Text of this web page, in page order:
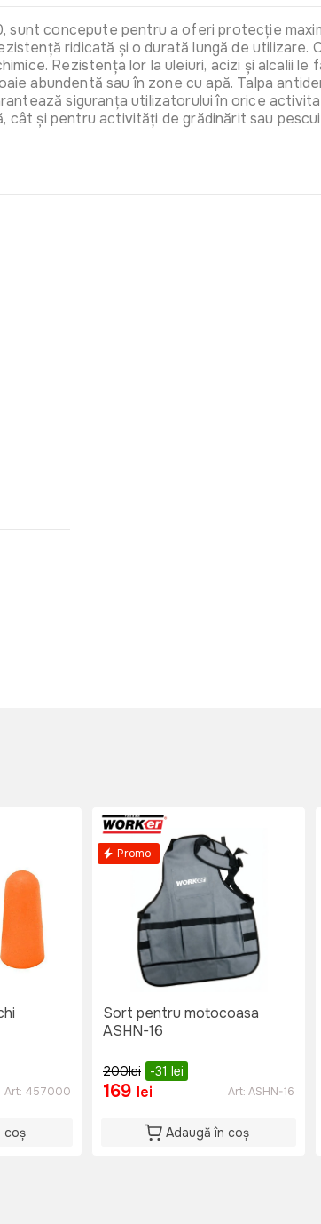
sunt concepute pentru a oferi protecție
ridicată și o durată lungă de utilizare.
Rezistența lor la uleiuri, acizi și alcalii
abundentă sau în zone cu apă. Talpa
siguranța utilizatorului în orice
cât și pentru activități de grădinărit sau
Art: 457000
coș
Promo
Sort pentru motocoasa
ASHN-16
200lei -31 lei
169 lei Art: ASHN-16
Adaugă în coș